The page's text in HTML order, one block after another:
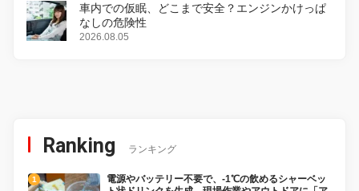
車内での仮眠、どこまで安全？エンジンかけっぱ
なしの危険性
2026.08.05
Ranking ランキング
電源やバッテリー不要で、-1℃の飲めるシャーベッ